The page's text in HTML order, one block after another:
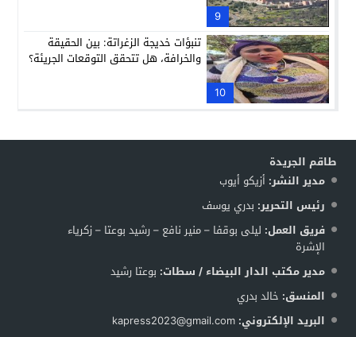
9
10
تنبؤات خديجة الزغراتة: بين الحقيقة
والخرافة، هل تتحقق التوقعات الجريئة؟
طاقم الجريدة
مدير النشر: أزيكو أيوب
رئيس التحرير: بدري يوسف
فريق العمل: ليلى بوقفا – منير نافع – رشيد بوعتا – زكرياء
الإشرة
مدير مكتب الدار البيضاء / سطات: بوعتا رشيد
المنسق: خالد بدري
البريد الإلكتروني: kapress2023@gmail.com